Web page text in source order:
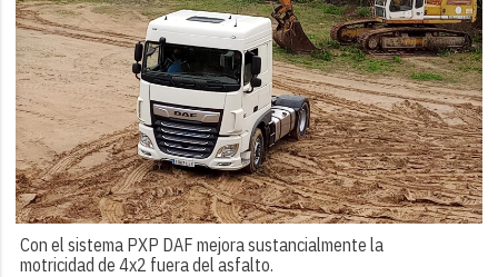
Con el sistema PXP DAF mejora sustancialmente la
motricidad de 4x2 fuera del asfalto.